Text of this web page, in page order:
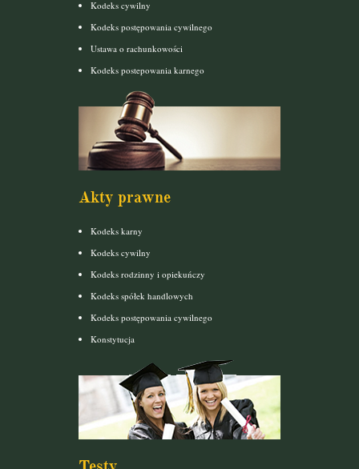
Kodeks cywilny
Kodeks postępowania cywilnego
Ustawa o rachunkowości
Kodeks postepowania karnego
Akty prawne
Kodeks karny
Kodeks cywilny
Kodeks rodzinny i opiekuńczy
Kodeks spółek handlowych
Kodeks postępowania cywilnego
Konstytucja